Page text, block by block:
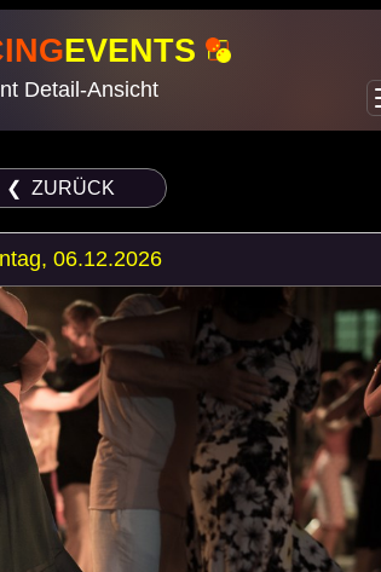
EVENTS
Detail-Ansicht
❮ ZURÜCK
06.12.2026